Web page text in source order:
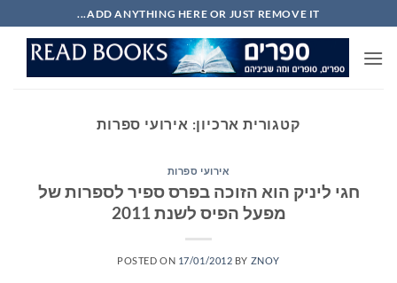
to
content
ADD ANYTHING HERE OR JUST REMOVE IT...
קטגורית ארכיון: אירועי ספרות
אירועי ספרות
חגי ליניק הוא הזוכה בפרס ספיר לספרות של
מפעל הפיס לשנת 2011
POSTED ON 17/01/2012 BY ZNOY